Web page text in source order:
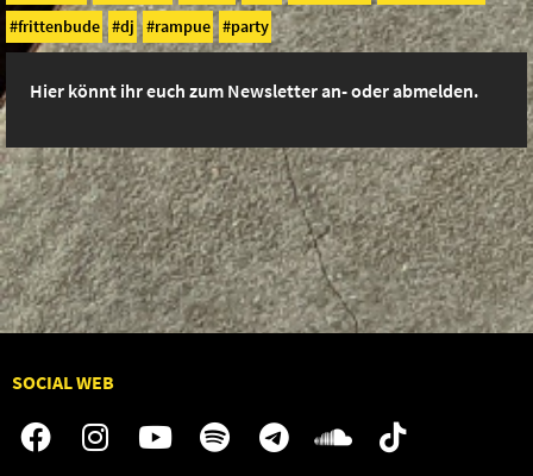
frittenbude
dj rampue party
Hier könnt ihr euch zum Newsletter an- oder abmelden.
SOCIAL WEB